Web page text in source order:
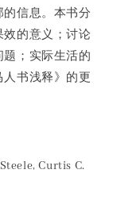
信息。本书分
的意义；讨论
；实际生活的
书浅释》的更
Curtis C.